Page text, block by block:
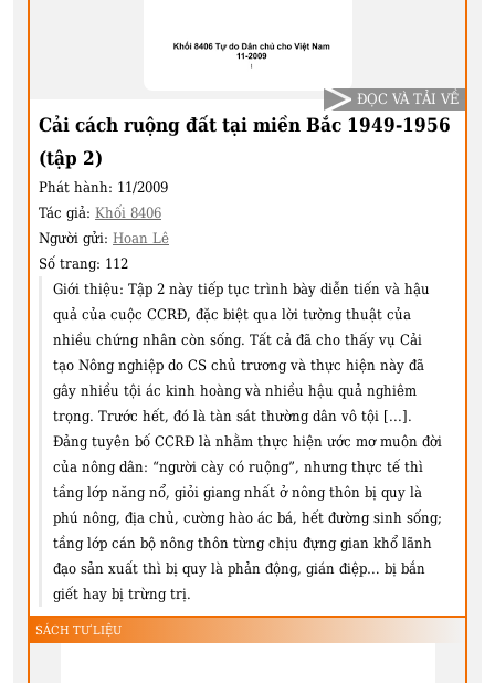
Cải cách ruộng đất tại miền Bắc 1949-1956
(tập 2)
Phát hành: 11/2009
Tác giả: Khối 8406
Người gửi: Hoan Lê
Số trang: 112
Giới thiệu: Tập 2 này tiếp tục trình bày diễn tiến và hậu
quả của cuộc CCRĐ, đặc biệt qua lời tường thuật của
nhiều chứng nhân còn sống. Tất cả đã cho thấy vụ Cải
tạo Nông nghiệp do CS chủ trương và thực hiện này đã
gây nhiều tội ác kinh hoàng và nhiều hậu quả nghiêm
trọng. Trước hết, đó là tàn sát thường dân vô tội [...].
Đảng tuyên bố CCRĐ là nhằm thực hiện ước mơ muôn đời
của nông dân: “người cày có ruộng”, nhưng thực tế thì
tầng lớp năng nổ, giỏi giang nhất ở nông thôn bị quy là
phú nông, địa chủ, cường hào ác bá, hết đường sinh sống;
tầng lớp cán bộ nông thôn từng chịu đựng gian khổ lãnh
đạo sản xuất thì bị quy là phản động, gián điệp… bị bắn
giết hay bị trừng trị.
ĐỌC VÀ TẢI VỀ
SÁCH TƯ LIỆU